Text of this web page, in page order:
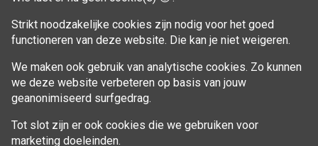
Strikt noodzakelijke cookies zijn nodig voor het goed
functioneren van deze website. Die kan je niet weigeren.
We maken ook gebruik van analytische cookies. Zo kunnen
we deze website verbeteren op basis van jouw
geanonimiseerd surfgedrag.
Tot slot zijn er ook cookies die we gebruiken voor
marketing doeleinden.
VOLG MIJ
Facebook